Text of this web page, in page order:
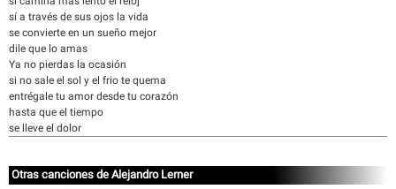
sí a través de sus ojos la vida
se convierte en un sueño mejor
dile que lo amas
Ya no pierdas la ocasión
si no sale el sol y el frio te quema
entrégale tu amor desde tu corazón
hasta que el tiempo
se lleve el dolor
Otras canciones de Alejandro Lerner